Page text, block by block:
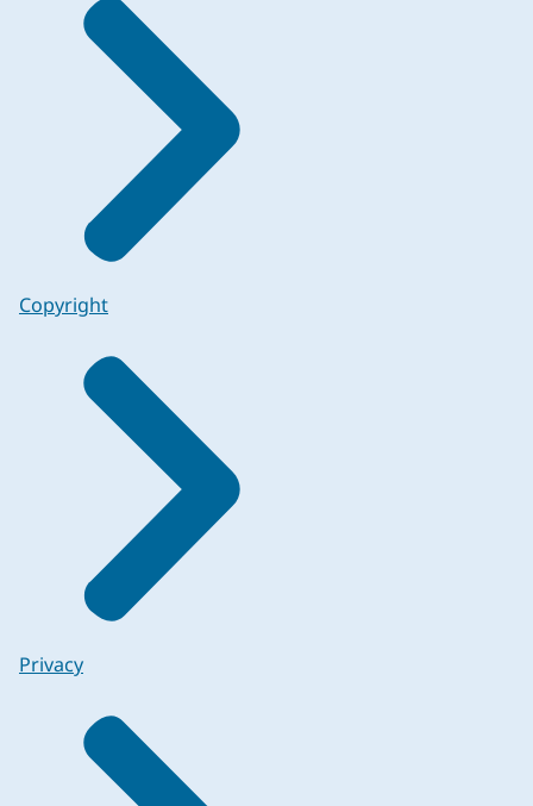
Copyright
Privacy